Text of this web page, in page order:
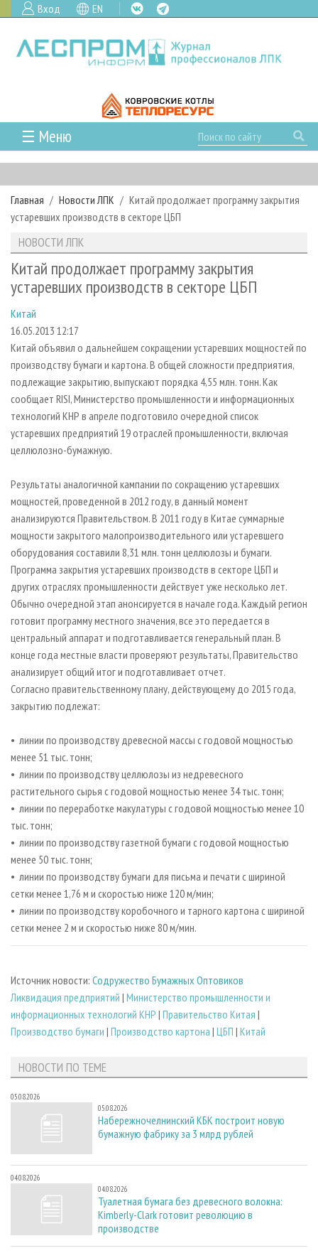
Вход EN
☰ Меню
ГЛАВНАЯ
РУБРИКИ И ТЕМЫ
РУБРИКИ ЖУРНАЛА
ЛЕСОЗАГОТОВКА
ЛЕСОПИЛЕНИЕ
СУШКА ДРЕВЕСИНЫ
ПРОИЗВОДСТВО ДРЕВЕСНЫХ ПЛИТ
ДЕРЕВЯННОЕ ДОМОСТРОЕНИЕ
ПРОИЗВОДСТВО МЕБЕЛИ
БИОЭНЕРГЕТИКА
ЦБП
НОВОСТИ
НОВОСТИ ЛПК
НОВОСТИ ЖУРНАЛА
ПРОЕКТЫ ЛПИ
АНАЛИТИКА
ПРЕДПРИЯТИЯ ЛПК
ПЕРСОНЫ
МОБИЛЬНЫЕ ВЫСТАВКИ
ОФИЦИАЛЬНЫЕ ДЕЛЕГАЦИИ
ПРИОРИТЕТНЫЕ ИНВЕСТПРОЕКТЫ
RUSSIAN FORESTRY REVIEW
ГАЗЕТА ЛЕСПРОМФОРУМ
АРХИВ
АРХИВ ЖУРНАЛОВ
О ЖУРНАЛЕ
ПОДПИСКА
КОНТАКТЫ
РЕКЛАМОДАТЕЛЯМ
РЕКЛАМА
РЕКЛАМА НА САЙТЕ
Главная Новости ЛПК
Китай продолжает программу закрытия
устаревших производств в секторе ЦБП
НОВОСТИ ЛПК
Китай продолжает программу закрытия
устаревших производств в секторе ЦБП
Китай
16.05.2013 12:17
Китай объявил о дальнейшем сокращении устаревших мощностей по
производству бумаги и картона. В общей сложности предприятия,
подлежащие закрытию, выпускают порядка 4,55 млн. тонн. Как
сообщает RISI, Министерство промышленности и информационных
технологий КНР в апреле подготовило очередной список
устаревших предприятий 19 отраслей промышленности, включая
целлюлозно-бумажную.
Результаты аналогичной кампании по сокращению устаревших
мощностей, проведенной в 2012 году, в данный момент
анализируются Правительством. В 2011 году в Китае суммарные
мощности закрытого малопроизводительного или устаревшего
оборудования составили 8,31 млн. тонн целлюлозы и бумаги.
Программа закрытия устаревших производств в секторе ЦБП и
других отраслях промышленности действует уже несколько лет.
Обычно очередной этап анонсируется в начале года. Каждый регион
готовит программу местного значения, все это передается в
центральный аппарат и подготавливается генеральный план. В
конце года местные власти проверяют результаты, Правительство
анализирует общий итог и подготавливает отчет.
Согласно правительственному плану, действующему до 2015 года,
закрытию подлежат:
• линии по производству древесной массы с годовой мощностью
менее 51 тыс. тонн;
• линии по производству целлюлозы из недревесного
растительного сырья с годовой мощностью менее 34 тыс. тонн;
• линии по переработке макулатуры с годовой мощностью менее 10
тыс. тонн;
• линии по производству газетной бумаги с годовой мощностью
менее 50 тыс. тонн;
• линии по производству бумаги для письма и печати с шириной
сетки менее 1,76 м и скоростью ниже 120 м/мин;
• линии по производству коробочного и тарного картона с шириной
сетки менее 2 м и скоростью ниже 80 м/мин.
Источник новости: Содружество Бумажных Оптовиков
Ликвидация предприятий | Министерство промышленности и
информационных технологий КНР | Правительство Китая |
Производство бумаги | Производство картона | ЦБП | Китай
НОВОСТИ ПО ТЕМЕ
05.08.2026
05.08.2026
Набережночелнинский КБК построит новую
бумажную фабрику за 3 млрд рублей
04.08.2026
04.08.2026
Туалетная бумага без древесного волокна:
Kimberly-Clark готовит революцию в
производстве